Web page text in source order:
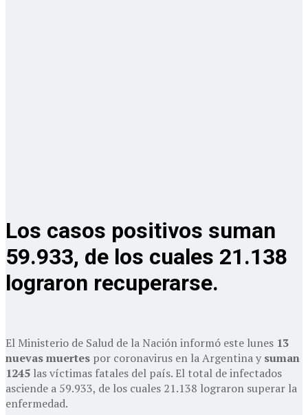
Los casos positivos suman
59.933, de los cuales 21.138
lograron recuperarse.
El Ministerio de Salud de la Nación informó este lunes 13
nuevas muertes por coronavirus en la Argentina y suman
1245 las víctimas fatales del país. El total de infectados
asciende a 59.933, de los cuales 21.138 lograron superar la
enfermedad.